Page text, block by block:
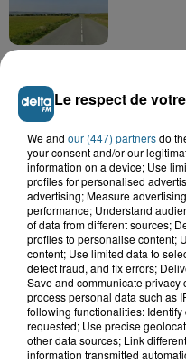
18h04
Violent
blessés,
17h44
Un
un train
Le respect de
We and our (447) partnersdo
your consent and/or our
information on a device; Use
profiles for personalised
advertising; Measure
performance; Understand
of data from different sources;
profiles to personalise content;
content; Use limited data to
detect fraud, and fix errors;
Save and communicate
process personal data such as
following functionalities:
requested; Use precise
other data sources; Link
information transmitted